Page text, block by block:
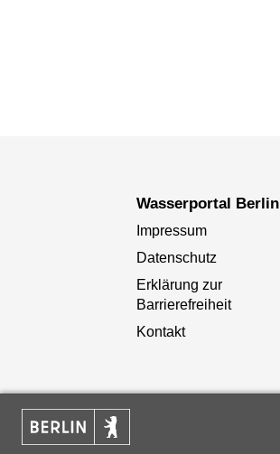
Wasserportal Berlin
Impressum
Datenschutz
Erklärung zur
Barrierefreiheit
Kontakt